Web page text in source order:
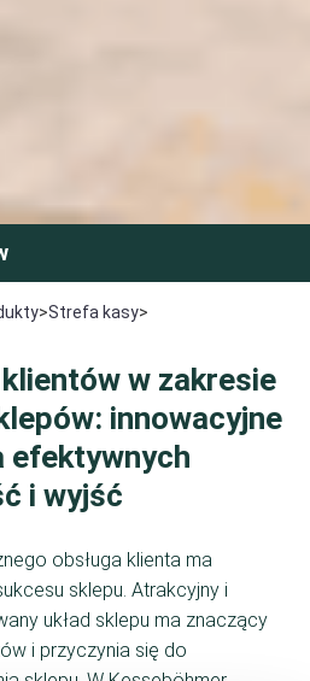
>Strefa kasy>
w zakresie
innowacyjne
efektywnych
i wyjść
obsługa klienta ma
sklepu. Atrakcyjny i
układ sklepu ma znaczący
i przyczynia się do